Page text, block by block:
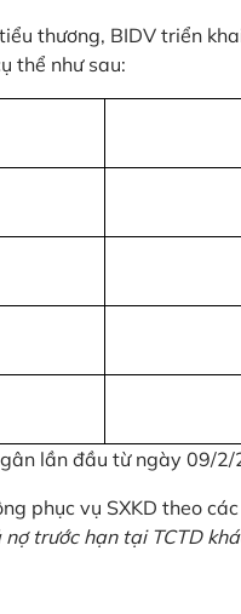
thương, BIDV triển
thể như sau:
lần đầu từ ngày 09/
phục vụ SXKD theo
trước hạn tại TCTD